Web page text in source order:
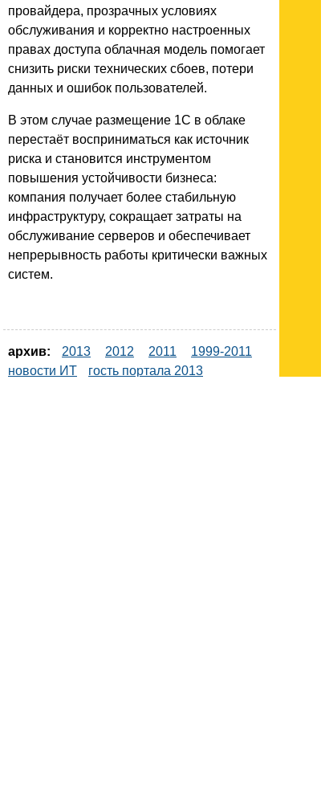
провайдера, прозрачных условиях
обслуживания и корректно настроенных
правах доступа облачная модель помогает
снизить риски технических сбоев, потери
данных и ошибок пользователей.
В этом случае размещение 1С в облаке
перестаёт восприниматься как источник
риска и становится инструментом
повышения устойчивости бизнеса:
компания получает более стабильную
инфраструктуру, сокращает затраты на
обслуживание серверов и обеспечивает
непрерывность работы критически важных
систем.
архив: 2013 2012 2011
1999-2011
новости ИТ
гость портала 2013